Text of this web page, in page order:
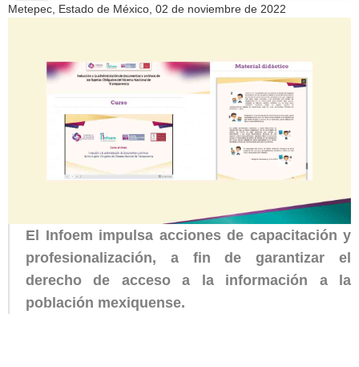
Metepec, Estado de México, 02 de noviembre de 2022
El Infoem impulsa acciones de capacitación y
profesionalización, a fin de garantizar el
derecho de acceso a la información a la
población mexiquense.